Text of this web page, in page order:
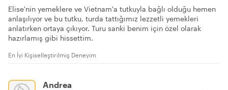
Elise'nin yemeklere ve Vietnam'a tutkuyla bağlı olduğu hemen
anlaşılıyor ve bu tutku, turda tattığımız lezzetli yemekleri
anlatırken ortaya çıkıyor. Turu sanki benim için özel olarak
hazırlamış gibi hissettim.
En İyi Kişiselleştirilmiş Deneyim
Andrea